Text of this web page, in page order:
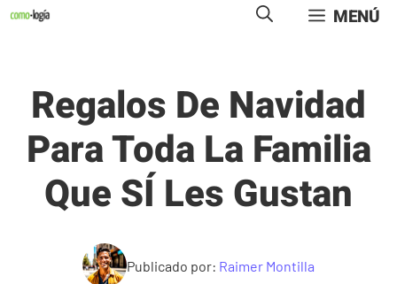
Saltar
MENÚ
Regalos De Navidad
Para Toda La Familia
Que SÍ Les Gustan
Publicado por: Raimer Montilla